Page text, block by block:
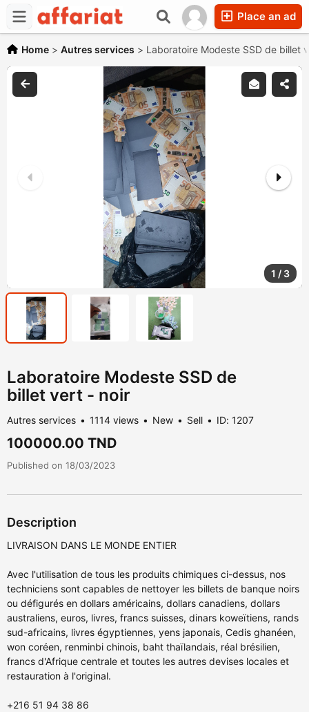
Place an ad
Home > Autres services > Laboratoire Modeste SSD de billet
1 / 3
Laboratoire Modeste SSD de
billet vert - noir
Autres services 1114 views New Sell ID: 1207
100000.00 TND
Published on 18/03/2023
Description
LIVRAISON DANS LE MONDE ENTIER
Avec l'utilisation de tous les produits chimiques ci-dessus, nos
techniciens sont capables de nettoyer les billets de banque noirs
ou défigurés en dollars américains, dollars canadiens, dollars
australiens, euros, livres, francs suisses, dinars koweïtiens, rands
sud-africains, livres égyptiennes, yens japonais, Cedis ghanéen,
won coréen, renminbi chinois, baht thaïlandais, réal brésilien,
francs d'Afrique centrale et toutes les autres devises locales et
restauration à l'original.
+216 51 94 38 86